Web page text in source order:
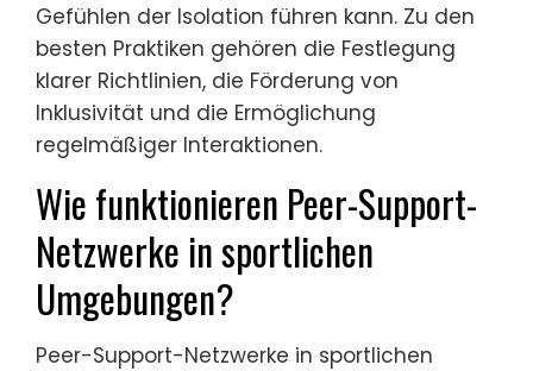
Gefühlen der Isolation führen kann. Zu den
besten Praktiken gehören die Festlegung
klarer Richtlinien, die Förderung von
Inklusivität und die Ermöglichung
regelmäßiger Interaktionen.
Wie funktionieren Peer-Support-
Netzwerke in sportlichen
Umgebungen?
Peer-Support-Netzwerke in sportlichen